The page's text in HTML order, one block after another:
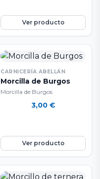
Ver producto
CARNICERÍA ABELLÁN
Morcilla de Burgos
Morcilla de Burgos
3,00 €
Ver producto